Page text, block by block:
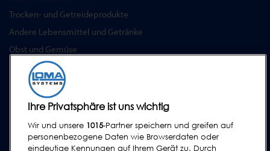
Trocken- und Getreideprodukte
Andere Lebensmittel und Getränke
Obst und Gemüse
Pharmazeutika & Nutrazeutika
SERVICE
Serviceprogramm
Ersatzteile
Prüfkörper
Ihre Privatsphäre ist uns wichtig
Wir und unsere 1015-Partner speichern und greifen auf
personenbezogene Daten wie Browserdaten oder
eindeutige Kennungen auf Ihrem Gerät zu. Durch